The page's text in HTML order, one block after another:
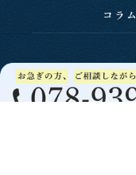
コラム